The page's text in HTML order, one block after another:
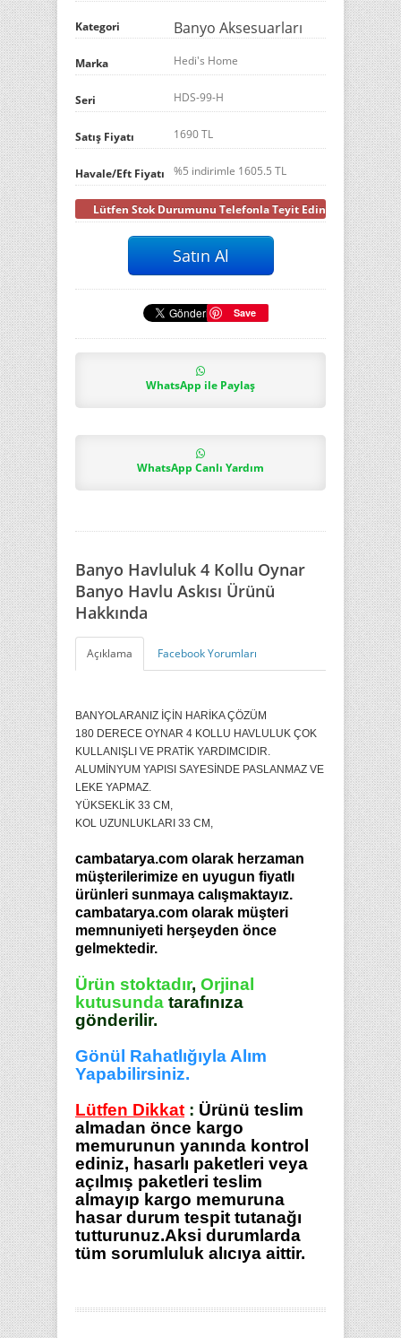
Kategori Banyo Aksesuarları
Marka Hedi's Home
Seri HDS-99-H
Satış Fiyatı 1690 TL
Havale/Eft Fiyatı %5 indirimle 1605.5 TL
Lütfen Stok Durumunu Telefonla Teyit Ediniz
Save
WhatsApp ile Paylaş
WhatsApp Canlı Yardım
Banyo Havluluk 4 Kollu Oynar
Banyo Havlu Askısı Ürünü
Hakkında
Açıklama Facebook Yorumları
BANYOLARANIZ İÇİN HARİKA ÇÖZÜM
180 DERECE OYNAR 4 KOLLU HAVLULUK ÇOK
KULLANIŞLI VE PRATİK YARDIMCIDIR.
ALUMİNYUM YAPISI SAYESİNDE PASLANMAZ VE
LEKE YAPMAZ.
YÜKSEKLİK 33 CM,
KOL UZUNLUKLARI 33 CM,
cambatarya.com olarak herzaman
müşterilerimize en uyugun fiyatlı
ürünleri sunmaya calışmaktayız.
cambatarya.com olarak müşteri
memnuniyeti herşeyden önce
gelmektedir.
Ürün stoktadır, Orjinal
kutusunda tarafınıza
gönderilir.
Gönül Rahatlığıyla Alım
Yapabilirsiniz.
Lütfen Dikkat : Ürünü teslim
almadan önce kargo
memurunun yanında kontrol
ediniz, hasarlı paketleri veya
açılmış paketleri teslim
almayıp kargo memuruna
hasar durum tespit tutanağı
tutturunuz.Aksi durumlarda
tüm sorumluluk alıcıya aittir.